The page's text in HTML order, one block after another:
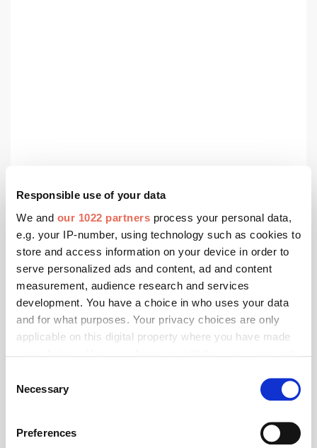
Responsible use of your data
We and our 1022 partners process your personal data,
e.g. your IP-number, using technology such as cookies to
store and access information on your device in order to
serve personalized ads and content, ad and content
measurement, audience research and services
development. You have a choice in who uses your data
and for what purposes. Your privacy choices are only
applicable on this digital property where you have made
the Privacy trigger icon.
Collect information about your geographical location
Selection
Necessary
Preferences
Foto: © VFF
Juni 2020
Helmut Meeth zum neuen VFF-Präsidenten
gewählt
Helmut Meeth (62) ist im Rahmen der
gewählt worden.